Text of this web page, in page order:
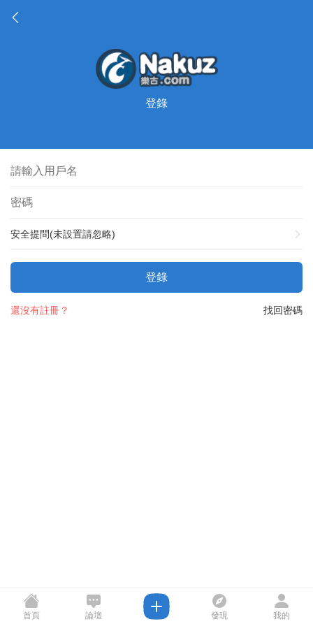
登錄
安全提問(未設置請忽略)
登錄
找回密碼
還沒有註冊？
首頁 論壇 發現 我的